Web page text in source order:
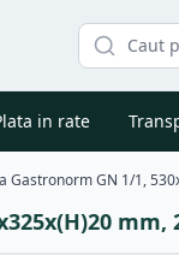
in rate